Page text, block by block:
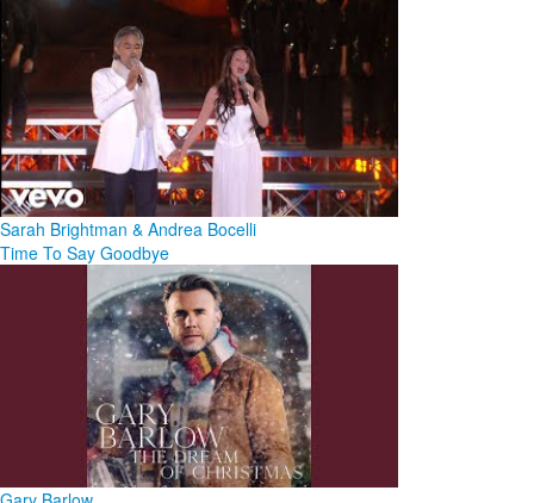
Sarah Brightman & Andrea Bocelli
Time To Say Goodbye